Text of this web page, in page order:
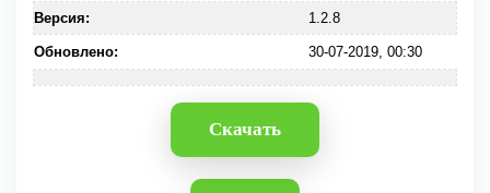
Версия: 1.2.8
Обновлено: 30-07-2019, 00:30
Скачать